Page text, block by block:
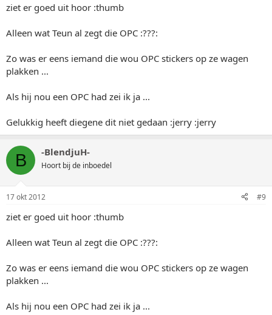
ziet er goed uit hoor :thumb
Alleen wat Teun al zegt die OPC :???:
Zo was er eens iemand die wou OPC stickers op ze wagen
plakken ...
Als hij nou een OPC had zei ik ja ...
Gelukkig heeft diegene dit niet gedaan :jerry :jerry
B -BlendjuH-
Hoort bij de inboedel
17 okt 2012 #9
ziet er goed uit hoor :thumb
Alleen wat Teun al zegt die OPC :???:
Zo was er eens iemand die wou OPC stickers op ze wagen
plakken ...
Als hij nou een OPC had zei ik ja ...